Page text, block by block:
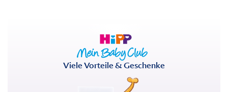
Viele Vorteile & Geschenke